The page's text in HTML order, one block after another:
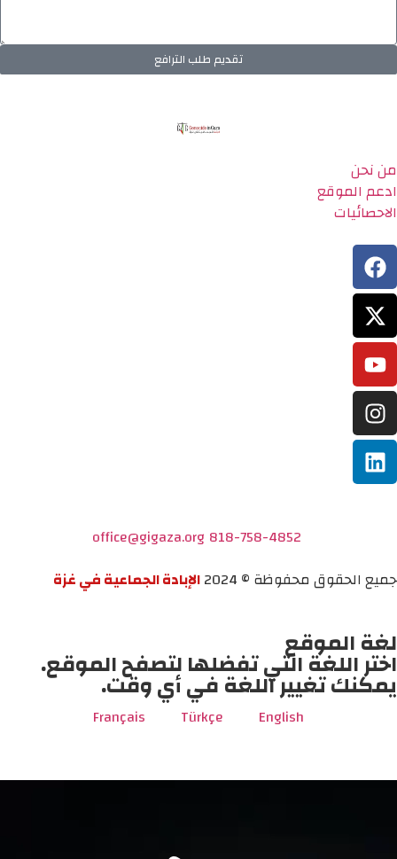
تقديم طلب الترافع
من نحن
ادعم الموقع
الاحصائيات
818-758-4852
office@gigaza.org
جميع الحقوق محفوظة © 2024
الإبادة الجماعية في غزة
لغة الموقع
اختر اللغة التي تفضلها لتصفح الموقع.
يمكنك تغيير اللغة في أي وقت.
English
Türkçe
Français